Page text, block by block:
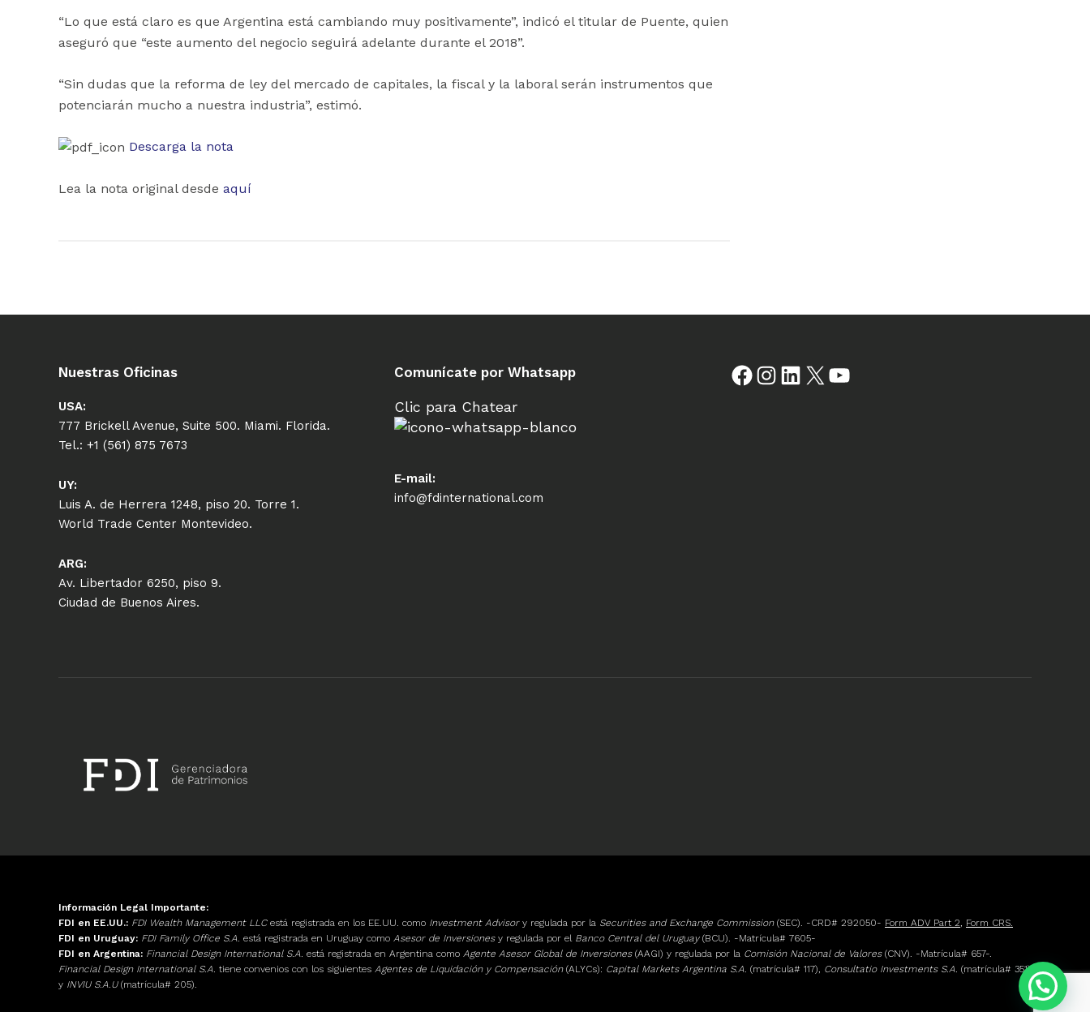
“Lo que está claro es que Argentina está cambiando muy positivamente”, indicó el titular de Puente, quien
aseguró que “este aumento del negocio seguirá adelante durante el 2018”.
“Sin dudas que la reforma de ley del mercado de capitales, la fiscal y la laboral serán instrumentos que
potenciarán mucho a nuestra industria”, estimó.
Descarga la nota
Lea la nota original desde aquí
Nuestras Oficinas
USA:
777 Brickell Avenue, Suite 500. Miami. Florida.
Tel.: +1 (561) 875 7673
UY:
Luis A. de Herrera 1248, piso 20. Torre 1.
World Trade Center Montevideo.
ARG:
Av. Libertador 6250, piso 9.
Ciudad de Buenos Aires.
Comunícate por Whatsapp
Clic para Chatear
E-mail:
info@fdinternational.com
Información Legal Importante:
FDI en EE.UU.: FDI Wealth Management LLCestá registrada en los EE.UU. como Investment Advisory regulada por la Securities and Exchange Commission(SEC). -CRD# 292050- Form ADV Part 2, Form CRS.
FDI en Uruguay: FDI Family Office S.A. está registrada en Uruguay como Asesor de Inversionesy regulada por el Banco Central del Uruguay(BCU). -Matrícula# 7605-
FDI en Argentina: Financial Design International S.A. está registrada en Argentina como Agente Asesor Global de Inversiones(AAGI) y regulada por la Comisión Nacional de Valores(CNV). -Matrícula# 657-.
Financial Design International S.A. tiene convenios con los siguientes Agentes de Liquidación y Compensación(ALYCs): Capital Markets Argentina S.A. (matrícula# 117), Consultatio Investments S.A. (matrícula# 351)
y INVIU S.A.U(matrícula# 205).